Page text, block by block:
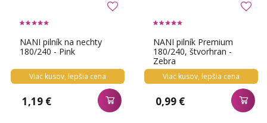
NANI pilník na nechty
180/240 - Pink
Viac kusov, lepšia cena
1,19 €
NANI pilník Premium
180/240, štvorhran -
Zebra
Viac kusov, lepšia cena
0,99 €